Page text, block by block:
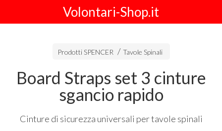
Volontari-Shop.it
Prodotti SPENCER Tavole Spinali
Board Straps set 3 cinture
sgancio rapido
Cinture di sicurezza universali per tavole spinali